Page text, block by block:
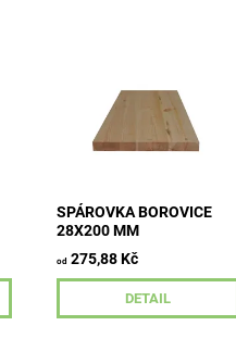
průběžná lamela kvalita
SPÁROVKA BOROVICE
28X200 MM
od 275,88 Kč
DETAIL